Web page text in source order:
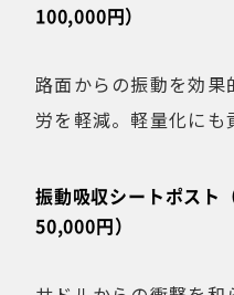
100,000円）
路面からの振動を効
労を軽減。軽量化にも
振動吸収シートポスト
50,000円）